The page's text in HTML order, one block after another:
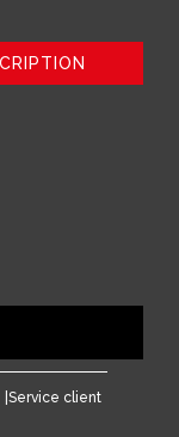
Service client